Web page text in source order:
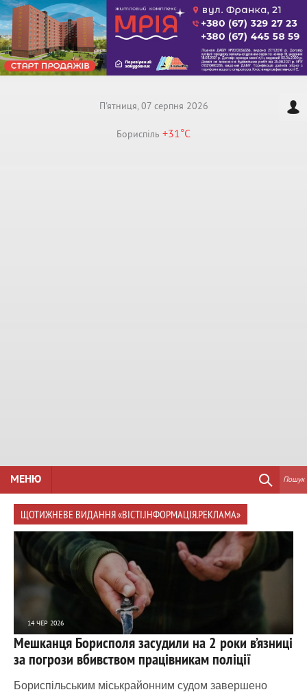
П'ятниця, 07 серпня 2026
Бориспiль +31°C
МЕНЮ Пошук
ЩОТИЖНЕВЕ ВИДАННЯ «ВІСТІ.ІНФОРМАЦІЯ.РЕКЛАМА»
14 ЧЕР 2026
2 000 0
Мешканця Борисполя засудили на 2 роки в’язниці
за погрози вбивством працівникам поліції
Бориспільським міськрайонним судом завершено